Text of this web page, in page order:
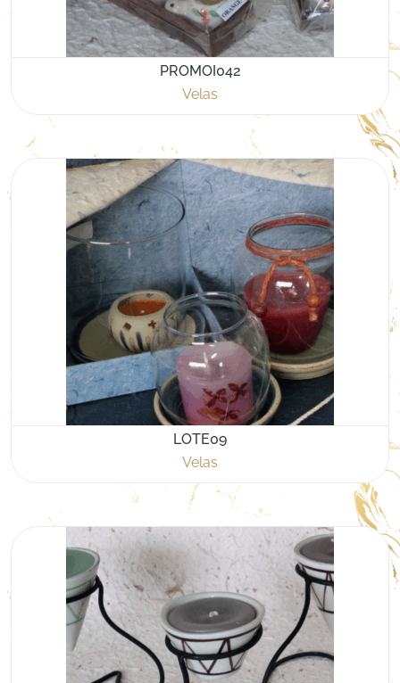
PROMOI042
Velas
LOTE09
Velas